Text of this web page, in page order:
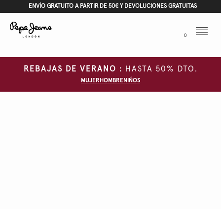
ENVÍO GRATUITO A PARTIR DE 50€ Y DEVOLUCIONES GRATUITAS
0
Menu
REBAJAS DE VERANO : HASTA 50% DTO.
MUJER HOMBRENIÑOS